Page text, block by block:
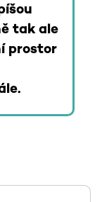
tak ale
prostor